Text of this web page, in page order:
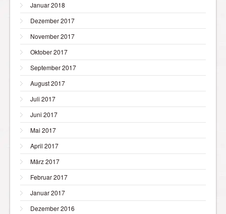
Januar 2018
Dezember 2017
November 2017
Oktober 2017
September 2017
August 2017
Juli 2017
Juni 2017
Mai 2017
April 2017
März 2017
Februar 2017
Januar 2017
Dezember 2016